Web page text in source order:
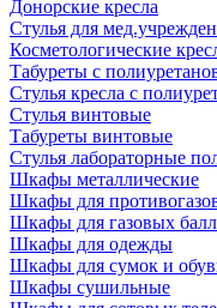
Донорские кресла
Стулья для
Косметологические
Табуреты с
Стулья кресла с
Стулья винтовые
Табуреты винтовые
Стулья лабораторные
Шкафы металлические
Шкафы для
Шкафы для газовых
Шкафы для одежды
Шкафы для сумок и
Шкафы сушильные